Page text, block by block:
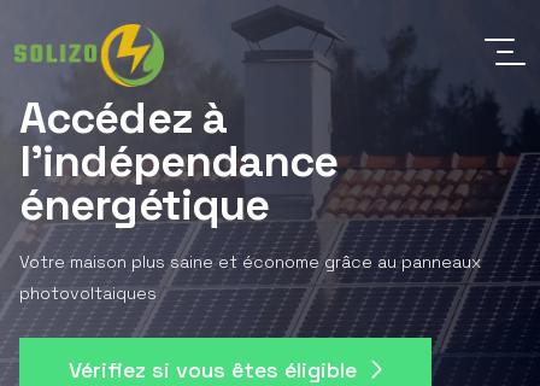
Accédez à
l'indépendance
énergétique
Votre maison plus saine et économe grâce au panneaux
photovoltaiques
Vérifiez si vous êtes éligible